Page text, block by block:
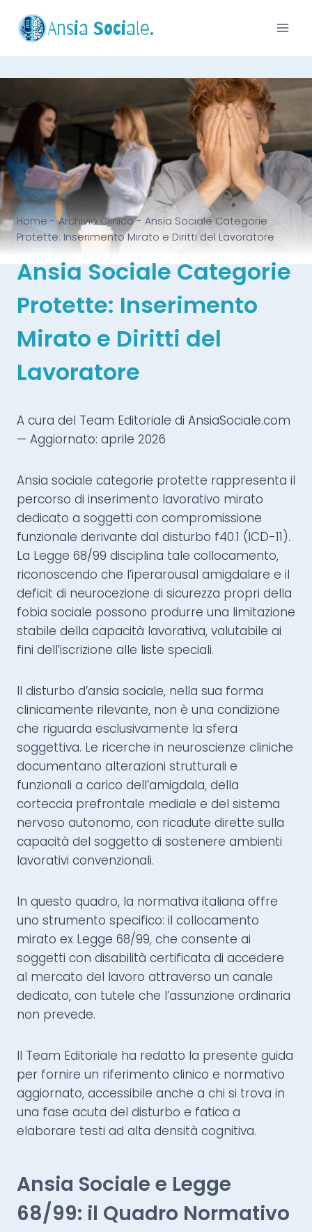
Ansia Sociale.
Home-Archivio Clinico- Ansia Sociale Categorie
Protette: Inserimento Mirato e Diritti del Lavoratore
Ansia Sociale Categorie
Protette: Inserimento
Mirato e Diritti del
Lavoratore
A cura del Team Editoriale di AnsiaSociale.com
— Aggiornato: aprile 2026
Ansia sociale categorie protette rappresenta il
percorso di inserimento lavorativo mirato
dedicato a soggetti con compromissione
funzionale derivante dal disturbo f40.1 (ICD-11).
La Legge 68/99 disciplina tale collocamento,
riconoscendo che l’iperarousal amigdalare e il
deficit di neurocezione di sicurezza propri della
fobia sociale possono produrre una limitazione
stabile della capacità lavorativa, valutabile ai
fini dell’iscrizione alle liste speciali.
Il disturbo d’ansia sociale, nella sua forma
clinicamente rilevante, non è una condizione
che riguarda esclusivamente la sfera
soggettiva. Le ricerche in neuroscienze cliniche
documentano alterazioni strutturali e
funzionali a carico dell’amigdala, della
corteccia prefrontale mediale e del sistema
nervoso autonomo, con ricadute dirette sulla
capacità del soggetto di sostenere ambienti
lavorativi convenzionali.
In questo quadro, la normativa italiana offre
uno strumento specifico: il collocamento
mirato ex Legge 68/99, che consente ai
soggetti con disabilità certificata di accedere
al mercato del lavoro attraverso un canale
dedicato, con tutele che l’assunzione ordinaria
non prevede.
Il Team Editoriale ha redatto la presente guida
per fornire un riferimento clinico e normativo
aggiornato, accessibile anche a chi si trova in
una fase acuta del disturbo e fatica a
elaborare testi ad alta densità cognitiva.
Ansia Sociale e Legge
68/99: il Quadro Normativo